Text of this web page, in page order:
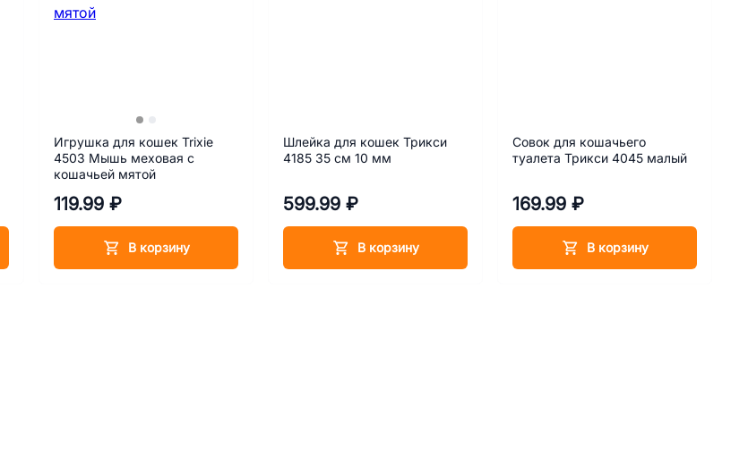
Игрушка для кошек Trixie
4503 Мышь меховая с
кошачьей мятой
119.99 ₽
В корзину
Шлейка для кошек Трикси
4185 35 см 10 мм
599.99 ₽
В корзину
Совок для кошачьего
туалета Трикси 4045 малый
169.99 ₽
В корзину